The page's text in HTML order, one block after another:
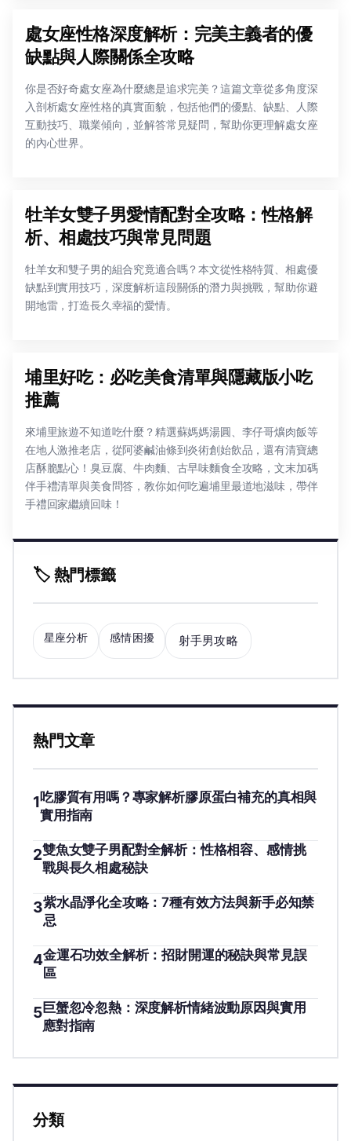
處女座性格深度解析：完美主義者的優
缺點與人際關係全攻略
你是否好奇處女座為什麼總是追求完美？這篇文章從多角度深
入剖析處女座性格的真實面貌，包括他們的優點、缺點、人際
互動技巧、職業傾向，並解答常見疑問，幫助你更理解處女座
的內心世界。
牡羊女雙子男愛情配對全攻略：性格解
析、相處技巧與常見問題
牡羊女和雙子男的組合究竟適合嗎？本文從性格特質、相處優
缺點到實用技巧，深度解析這段關係的潛力與挑戰，幫助你避
開地雷，打造長久幸福的愛情。
埔里好吃：必吃美食清單與隱藏版小吃
推薦
來埔里旅遊不知道吃什麼？精選蘇媽媽湯圓、李仔哥爌肉飯等
在地人激推老店，從阿婆鹹油條到炎術創始飲品，還有清寶總
店酥脆點心！臭豆腐、牛肉麵、古早味麵食全攻略，文末加碼
伴手禮清單與美食問答，教你如何吃遍埔里最道地滋味，帶伴
手禮回家繼續回味！
🏷️ 熱門標籤
星座分析 感情困擾 射手男攻略
熱門文章
1吃膠質有用嗎？專家解析膠原蛋白補充的真相與
實用指南
2雙魚女雙子男配對全解析：性格相容、感情挑
戰與長久相處秘訣
3紫水晶淨化全攻略：7種有效方法與新手必知禁
忌
4金運石功效全解析：招財開運的秘訣與常見誤
區
5巨蟹忽冷忽熱：深度解析情緒波動原因與實用
應對指南
分類